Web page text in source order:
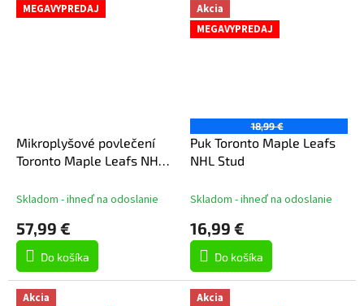
hviezdičiek.
MEGAVYPREDAJ
Mikroplyšové povlečení
Toronto Maple Leafs NHL
Skladom - ihneď na odoslanie
57,99 €
Do košíka
Akcia
MEGAVYPREDAJ
18,99 €
Puk Toronto Maple Leafs
NHL Stud
Skladom - ihneď na odoslanie
16,99 €
Do košíka
Akcia
Akcia